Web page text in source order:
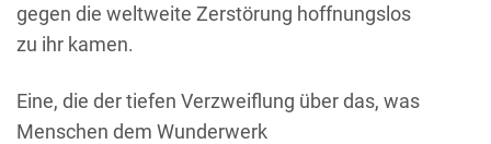
gegen die weltweite Zerstörung hoffnungslos
zu ihr kamen.
Eine, die der tiefen Verzweiflung über das, was
Menschen dem Wunderwerk